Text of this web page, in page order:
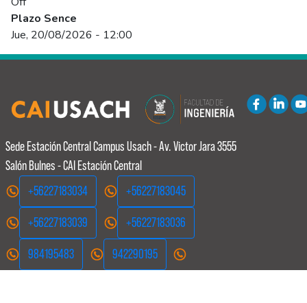
Plazo Sence
Jue, 20/08/2026 - 12:00
Sede Estación Central Campus Usach - Av. Victor Jara 3555
Salón Bulnes - CAI Estación Central
+56227183034
+56227183045
+56227183039 +56227183036
984195483 942290195